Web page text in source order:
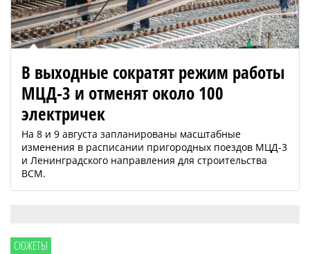
В выходные сократят режим работы
МЦД-3 и отменят около 100
электричек
На 8 и 9 августа запланированы масштабные
изменения в расписании пригородных поездов МЦД-3
и Ленинградского направления для строительства
ВСМ.
СЮЖЕТЫ